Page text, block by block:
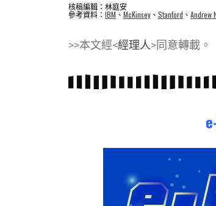
核稿編輯：林庭安
參考資料： IBM 、 McKinsey 、 Stanford 、 Andrew
>>本文經<經理人>同意轉載。